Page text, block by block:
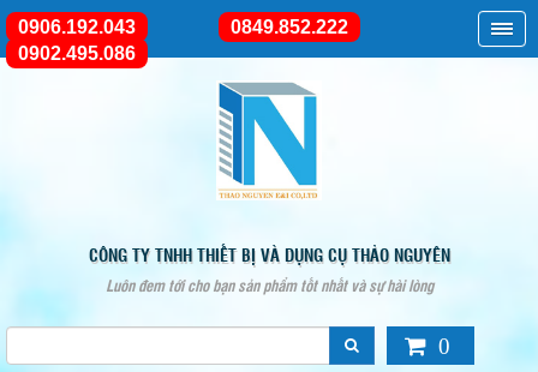
CÔNG TY TNHH THIẾT BỊ VÀ DỤNG CỤ THẢO NGUYÊN
Luôn đem tới cho bạn sản phẩm tốt nhất và sự hài lòng
0906.192.043
0849.852.222
0902.495.086
0